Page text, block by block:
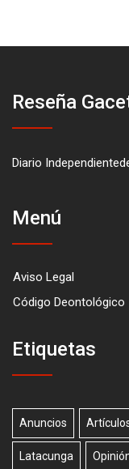
Reseña
Diario
Menú
Aviso Legal
Código Deontológico
Etiquetas
Anuncios
Latacunga